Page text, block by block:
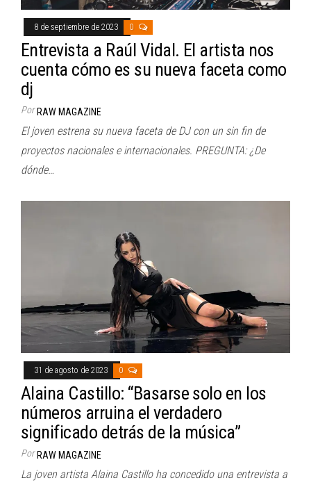
8 de septiembre de 2023 0
Entrevista a Raúl Vidal. El artista nos
cuenta cómo es su nueva faceta como
dj
Por RAW MAGAZINE
El joven estrena su nueva faceta de DJ con un sin fin de
proyectos nacionales e internacionales. PREGUNTA: ¿De
dónde…
31 de agosto de 2023 0
Alaina Castillo: “Basarse solo en los
números arruina el verdadero
significado detrás de la música”
Por RAW MAGAZINE
La joven artista Alaina Castillo ha concedido una entrevista a